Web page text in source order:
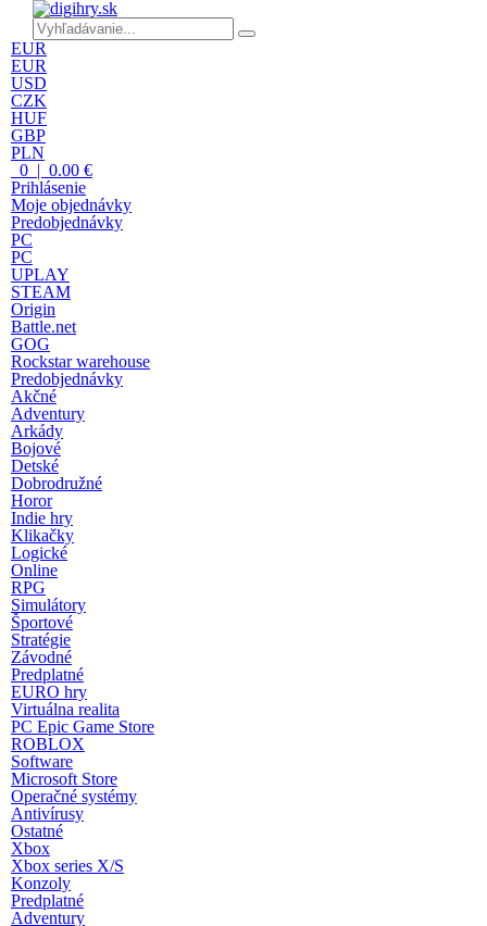
EUR
EUR
USD
CZK
HUF
GBP
PLN
0 | 0.00 €
Prihlásenie
Moje objednávky
Predobjednávky
PC
PC
UPLAY
STEAM
Origin
Battle.net
GOG
Rockstar warehouse
Predobjednávky
Akčné
Adventury
Arkády
Bojové
Detské
Dobrodružné
Horor
Indie hry
Klikačky
Logické
Online
RPG
Simulátory
Športové
Stratégie
Závodné
Predplatné
EURO hry
Virtuálna realita
PC Epic Game Store
ROBLOX
Software
Microsoft Store
Operačné systémy
Antivírusy
Ostatné
Xbox
Xbox series X/S
Konzoly
Predplatné
Adventury